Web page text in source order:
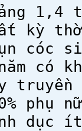
1,4
kỳ
cóc
có
phụ
dục